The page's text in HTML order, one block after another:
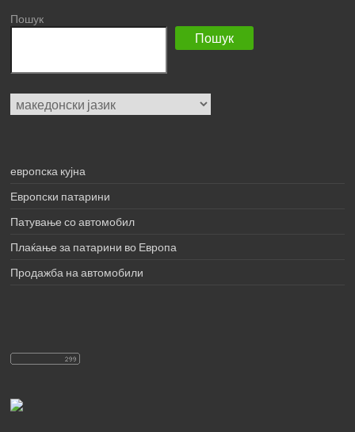
Пошук
Пошук
Choose
a
европска кујна
Европски патарини
Патување со автомобил
Плаќање за патарини во Европа
Продажба на автомобили